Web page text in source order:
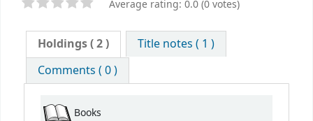
Average rating: 0.0 (0 votes)
Holdings( 2 )
Title notes ( 1 )
Comments ( 0 )
Books